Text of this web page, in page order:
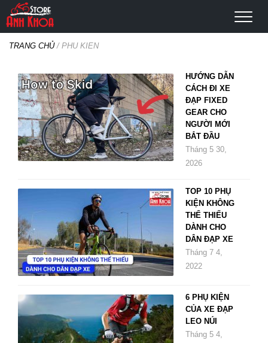
TRANG CHỦ/ PHU KIEN
HƯỚNG DẪN
CÁCH ĐI XE
ĐẠP FIXED
GEAR CHO
NGƯỜI MỚI
BẮT ĐẦU
Tháng 5 30,
2026
TOP 10 PHỤ
KIỆN KHÔNG
THỂ THIẾU
DÀNH CHO
DÂN ĐẠP XE
Tháng 7 4,
2022
6 PHỤ KIỆN
CỦA XE ĐẠP
LEO NÚI
Tháng 5 4,